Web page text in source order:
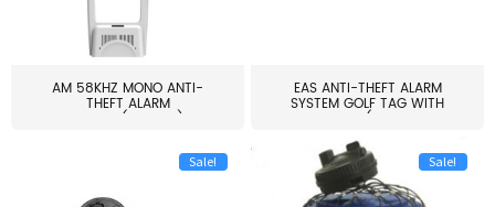
AM 58KHZ MONO ANTI-
THEFT ALARM
SYSTEM(EAS003)
EAS ANTI-THEFT ALARM
SYSTEM GOLF TAG WITH
PIN(H...
Sale! Sale!